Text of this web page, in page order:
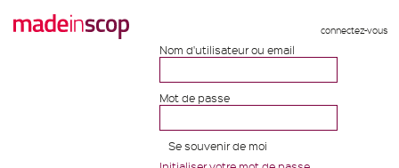
connectez-vous
Nom d'utilisateur ou email
Mot de passe
Se souvenir de moi